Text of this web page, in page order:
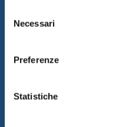
delNecessari
Preferenze
Statistiche
Informazioni
PRIVACY & COOKIE POLICY
CONTATTI